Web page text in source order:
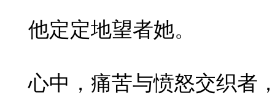
他定定地望者她。
心中，痛苦与愤怒交织者